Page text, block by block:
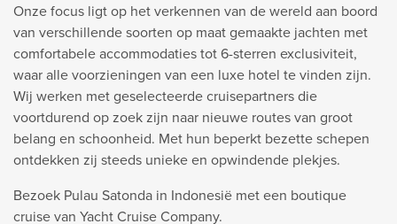
Onze focus ligt op het verkennen van de wereld aan boord
van verschillende soorten op maat gemaakte jachten met
comfortabele accommodaties tot 6-sterren exclusiviteit,
waar alle voorzieningen van een luxe hotel te vinden zijn.
Wij werken met geselecteerde cruisepartners die
voortdurend op zoek zijn naar nieuwe routes van groot
belang en schoonheid. Met hun beperkt bezette schepen
ontdekken zij steeds unieke en opwindende plekjes.
Bezoek Pulau Satonda in Indonesië met een boutique
cruise van Yacht Cruise Company.